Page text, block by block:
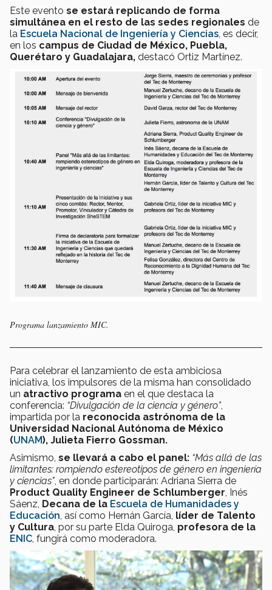
Este evento se estará replicando de forma
simultánea en el resto de las sedes regionales de
la Escuela Nacional de Ingeniería y Ciencias, es decir,
en los campus de Ciudad de México, Puebla,
Querétaro y Guadalajara, destacó Ortiz Martínez.
Programa lanzamiento MIC.
Para celebrar el lanzamiento de esta ambiciosa
iniciativa, los impulsores de la misma han consolidado
un atractivo programa en el que destaca la
conferencia: “Divulgación de la ciencia y género”,
impartida por la reconocida astrónoma de la
Universidad Nacional Autónoma de México
(UNAM), Julieta Fierro Gossman.
Asimismo, se llevará a cabo el panel: “Más allá de las
limitantes: rompiendo estereotipos de género en ingeniería
y ciencias", en donde participarán: Adriana Sierra de
Product Quality Engineer de Schlumberger, Inés
Sáenz, Decana de la Escuela de Humanidades y
Educación, así como Hernán García, líder de Talento
y Cultura, por su parte Elda Quiroga, profesora de la
ENIC, fungirá como moderadora.